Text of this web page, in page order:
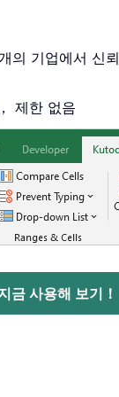
의 기업에서 신뢰
제한 없음
금 사용해 보기！